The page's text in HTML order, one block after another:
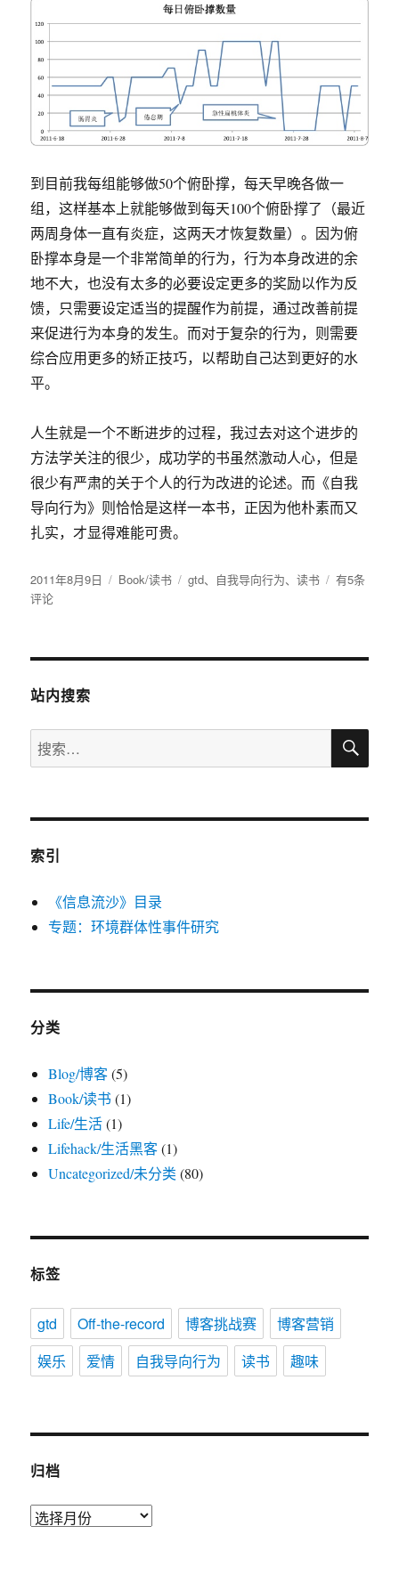
到目前我每组能够做50个俯卧撑，每天早晚各做一
组，这样基本上就能够做到每天100个俯卧撑了（最近
两周身体一直有炎症，这两天才恢复数量）。因为俯
卧撑本身是一个非常简单的行为，行为本身改进的余
地不大，也没有太多的必要设定更多的奖励以作为反
馈，只需要设定适当的提醒作为前提，通过改善前提
来促进行为本身的发生。而对于复杂的行为，则需要
综合应用更多的矫正技巧，以帮助自己达到更好的水
平。
人生就是一个不断进步的过程，我过去对这个进步的
方法学关注的很少，成功学的书虽然激动人心，但是
很少有严肃的关于个人的行为改进的论述。而《自我
导向行为》则恰恰是这样一本书，正因为他朴素而又
扎实，才显得难能可贵。
发
布
2011年8月9日
分
Book/读书
标
gtd、 自我导向行为、读书
想
人
矫
正
行
有5条
评论
站内搜索
搜
索：
搜
索引
《信息流沙》目录
专题：环境群体性事件研究
分类
Blog/博客(5)
Book/读书 (1)
Life/生活(1)
Lifehack/生活黑客(1)
Uncategorized/未分类 (80)
标签
gtd Off-the-record 博客挑战赛
博客营销
娱乐
爱情 自我导向行为 读书 趣味
归档
归